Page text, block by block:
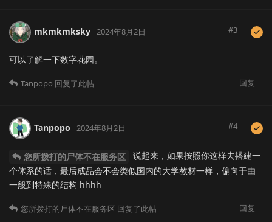
mkmkmksky 2024年8月2日 #3
可以了解一下数字花园。
回复
Tanpopo 回复了此帖
Tanpopo 2024年8月2日 #4
您所拨打的尸体不在服务区
说起来，如果按照你这样去搭建一
个体系的话，最后成品会不会类似国内的大学教材一样，偏向于由
一般到特殊的结构 hhhh
回复
您所拨打的尸体不在服务区 回复了此帖